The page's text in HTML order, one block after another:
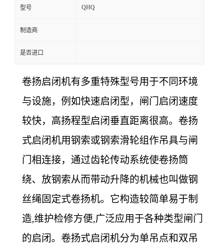
型号 QHQ
制造商
是否进口
卷扬启闭机有多重特殊型号用于不同环境
与设施，例如快速启闭型，闸门启闭速度
较快，高扬程型启闭垂直距离很高。卷扬
式启闭机用钢索或钢索滑轮组作吊具与闸
门相连接，通过齿轮传动系统使卷扬筒
绕、放钢索从而带动升降的机械也叫做钢
丝绳固定式卷扬机。它构造较简单易于制
造,维护检修方便,广泛应用于各种类型闸门
的启闭。卷扬式启闭机分为单吊点和双吊